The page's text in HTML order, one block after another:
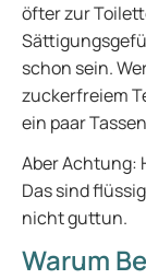
öfter zur
schon sein.
zuckerfreiem
ein paar
Aber Achtung:
Das sind
nicht guttun.
Warum